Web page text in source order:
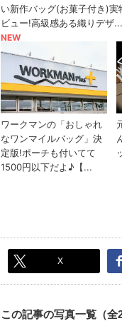
X
この記事の写真一覧（全